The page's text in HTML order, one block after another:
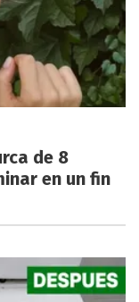
de 8
en un fin